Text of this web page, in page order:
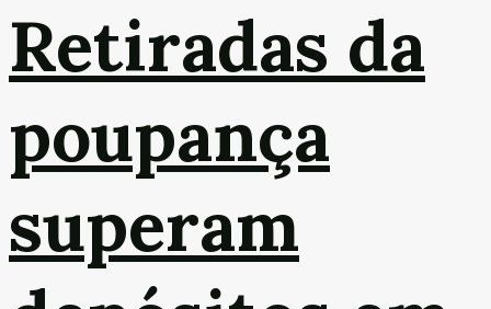
Retiradas da
poupança
superam